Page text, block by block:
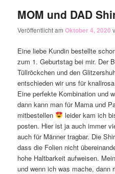
MOM und DAD
Veröffentlicht amOktober 4, 2020
Eine liebe Kundin bestellte
zum 1. Geburtstag bei mir. Der
Tüllröckchen und den
entschieden wir uns für
Eine perfekte Kombination und
dann kann man für Mama und
mitbestellen
leider kam ich
posten. Hier ist ja auch immer
auch für Männer tragbar. Die
dass die Folien nicht
hohe Haltbarkeit aufweisen.
und wenn ich was mache, dann